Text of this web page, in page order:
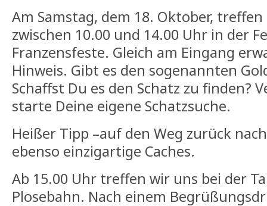
Am Samstag, dem 18. Oktober, treffen
zwischen 10.00 und 14.00 Uhr in der
Franzensfeste. Gleich am Eingang
Hinweis. Gibt es den sogenannten
Schaffst Du es den Schatz zu finden?
starte Deine eigene Schatzsuche.
Heißer Tipp –auf den Weg zurück
ebenso einzigartige Caches.
Ab 15.00 Uhr treffen wir uns bei der
Plosebahn. Nach einem